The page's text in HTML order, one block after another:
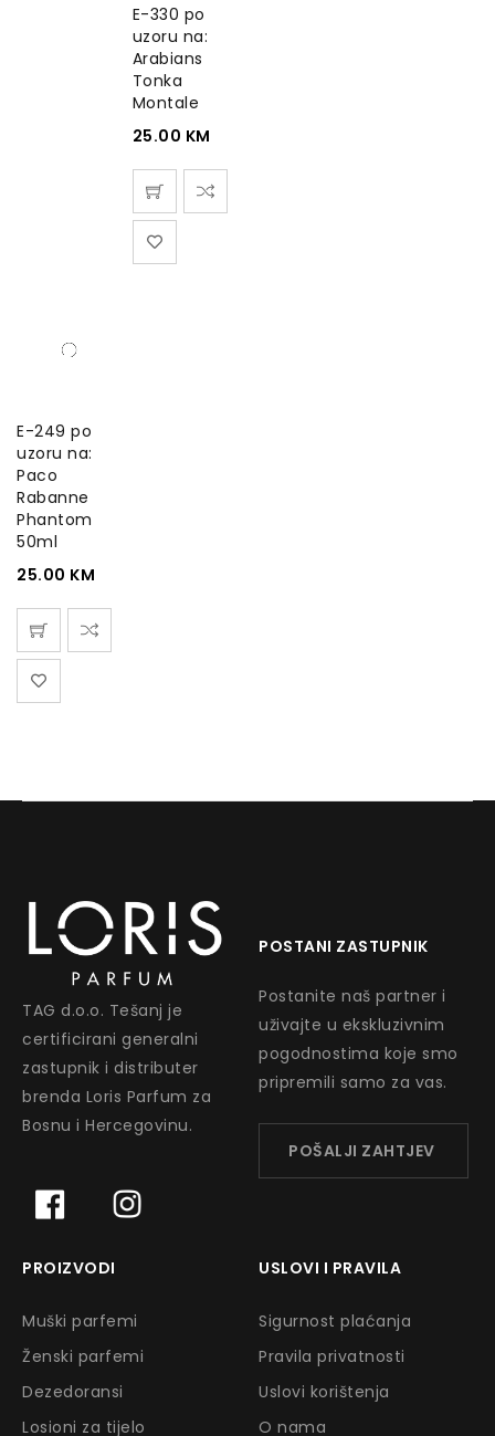
E-330 po
uzoru na:
Arabians
Tonka
Montale
25.00 KM
E-249 po
uzoru na:
Paco
Rabanne
Phantom
50ml
25.00 KM
TAG d.o.o. Tešanj je
certificirani generalni
zastupnik i distributer
brenda Loris Parfum za
Bosnu i Hercegovinu.
POSTANI ZASTUPNIK
Postanite naš partner i
uživajte u ekskluzivnim
pogodnostima koje smo
pripremili samo za vas.
POŠALJI ZAHTJEV
PROIZVODI
Muški parfemi
Ženski parfemi
Dezedoransi
Losioni za tijelo
USLOVI I PRAVILA
Sigurnost plaćanja
Pravila privatnosti
Uslovi korištenja
O nama